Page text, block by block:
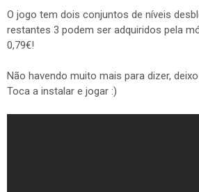
O jogo tem dois conjuntos de níveis
restantes 3 podem ser adquiridos pela
0,79€!
Não havendo muito mais para dizer,
Toca a instalar e jogar :)